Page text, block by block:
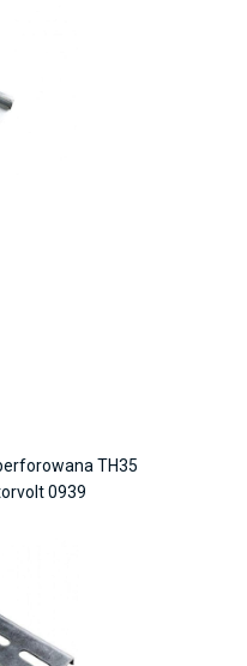
TH35
0939